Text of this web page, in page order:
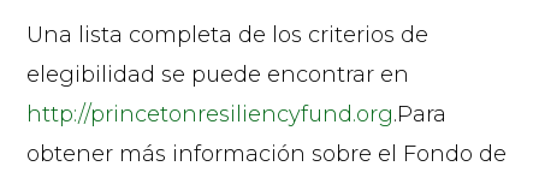
Una lista completa de los criterios de
elegibilidad se puede encontrar en
http://princetonresiliencyfund.org.Para
obtener más información sobre el Fondo de